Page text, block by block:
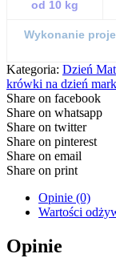
od 10 kg
Wykonanie
Kategoria: Dzień
krówki na dzień
Share on facebook
Share on whatsapp
Share on twitter
Share on pinterest
Share on email
Share on print
Opinie (0)
Wartości
Opinie